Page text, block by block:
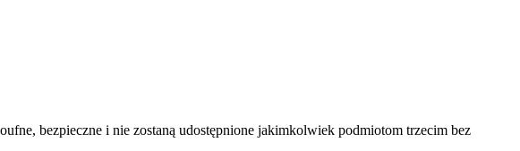
bezpieczne i nie zostaną udostępnione jakimkolwiek podmiotom trzecim bez